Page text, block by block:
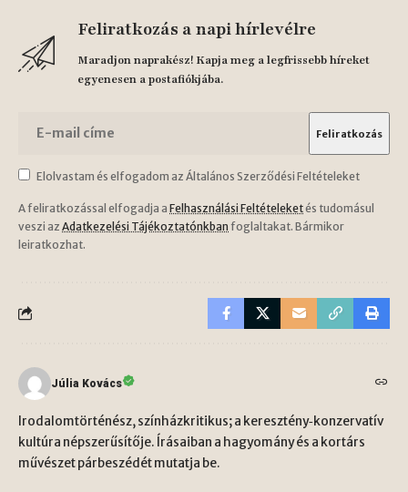
Feliratkozás a napi hírlevélre
Maradjon naprakész! Kapja meg a legfrissebb híreket
egyenesen a postafiókjába.
Elolvastam és elfogadom az Általános Szerződési Feltételeket
A feliratkozással elfogadja a Felhasználási Feltételeketés tudomásul
veszi az Adatkezelési Tájékoztatónkban foglaltakat. Bármikor
leiratkozhat.
Júlia Kovács
Irodalomtörténész, színházkritikus; a keresztény‑konzervatív
kultúra népszerűsítője. Írásaiban a hagyomány és a kortárs
művészet párbeszédét mutatja be.